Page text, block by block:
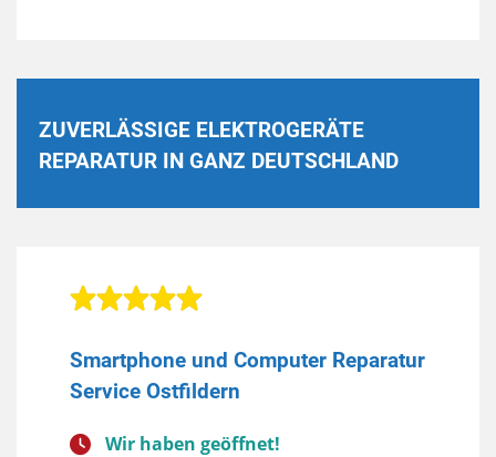
ZUVERLÄSSIGE ELEKTROGERÄTE
REPARATUR IN GANZ DEUTSCHLAND
Smartphone und Computer Reparatur
Service Ostfildern
Wir haben geöffnet!